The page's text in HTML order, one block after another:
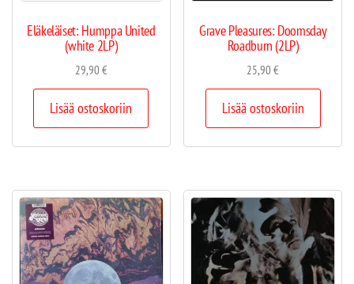
Eläkeläiset: Humppa United
(white 2LP)
29,90€
Lisää ostoskoriin
Grave Pleasures: Doomsday
Roadburn (2LP)
25,90€
Lisää ostoskoriin